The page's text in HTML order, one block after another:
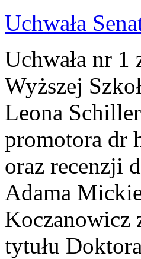
Uchwała
Uchwała nr 1
Wyższej
Leona
promotora dr
oraz recenzji
Adama
Koczanowicz
tytułu